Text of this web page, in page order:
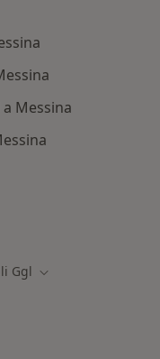
Messina
Ggl Cambia città